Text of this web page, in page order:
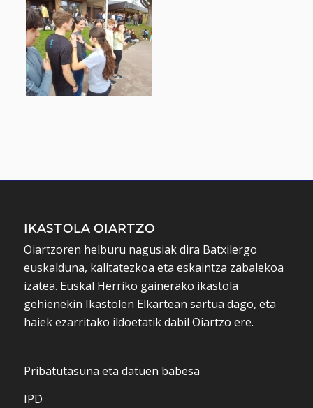
IKASTOLA OIARTZO
Oiartzoren helburu nagusiak dira Batxilergo
euskalduna, kalitatezkoa eta eskaintza zabalekoa
izatea. Euskal Herriko gainerako ikastola
gehienekin Ikastolen Elkartean sartua dago, eta
haiek ezarritako ildoetatik dabil Oiartzo ere.
Pribatutasuna eta datuen babesa
IPD